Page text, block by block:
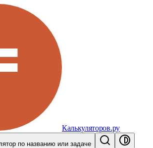
Калькуляторов.ру
по названию или задаче